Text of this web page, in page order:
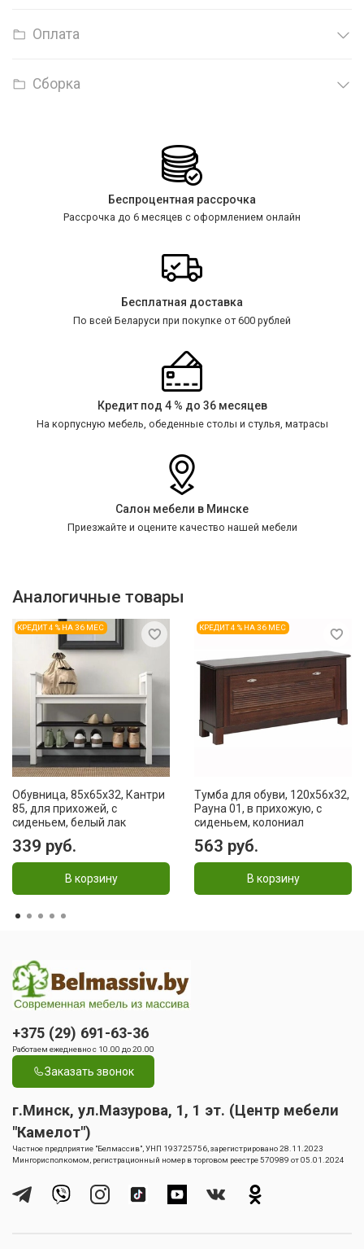
Оплата
Сборка
Беспроцентная рассрочка
Рассрочка до 6 месяцев с оформлением онлайн
Бесплатная доставка
По всей Беларуси при покупке от 600 рублей
Кредит под 4 % до 36 месяцев
На корпусную мебель, обеденные столы и стулья, матрасы
Салон мебели в Минске
Приезжайте и оцените качество нашей мебели
Аналогичные товары
КРЕДИТ 4 % НА 36 МЕС
Обувница, 85х65х32, Кантри
85, для прихожей, с
сиденьем, белый лак
339 руб.
В корзину
КРЕДИТ 4 % НА 36 МЕС
Тумба для обуви, 120x56x32,
Рауна 01, в прихожую, с
сиденьем, колониал
563 руб.
В корзину
+375 (29) 691-63-36
Работаем ежедневно с 10.00 до 20.00
Заказать звонок
г.Минск, ул.Мазурова, 1, 1 эт. (Центр мебели
"Камелот")
Частное предприятие "Белмассив", УНП 193725756, зарегистрировано 28.11.2023
Мингорисполкомом, регистрационный номер в торговом реестре 570989 от 05.01.2024